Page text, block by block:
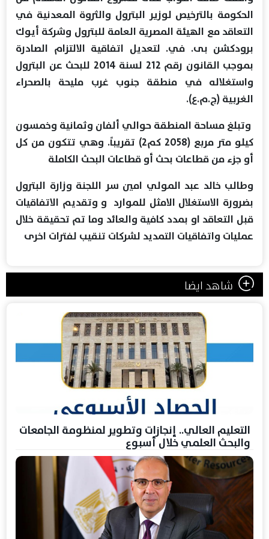
الحكومة بالترخيص لوزير البترول والثروة المعدنية في
التعاقد مع الهيئة المصرية العامة للبترول وشركة أيوك
برودكشن بى. في. لتعديل اتفاقية الالتزام الصادرة
بموجب القانون رقم 212 لسنة 2014 للبحث عن البترول
واستغلاله في منطقة جنوب غرب مليحة بالصحراء
الغربية (ج.م.ع).
وتبلغ مساحة المنطقة حوالي ألفان وثمانية وخمسون
كيلو متر مربع (2058 كم2) تقريباً. وهي تتكون من كل
أو جزء من قطاعات بحث أو قطاعات البحث الكاملة
وطالب خالد عبد المولي امين سر اللجنة وزارة البترول
بضرورة الاستغلال الامثل للموارد و وتقديم الاتفاقيات
قبل التعاقد او بمدد كافية والعائد وما تم تحقيقة خلال
عمليات واتفاقيات التمديد لشركات تنقيب لفترات اخرى
شاهد ايضا
التعليم العالي.. إنجازات وتطوير لمنظومة الجامعات
والبحث العلمي خلال أسبوع